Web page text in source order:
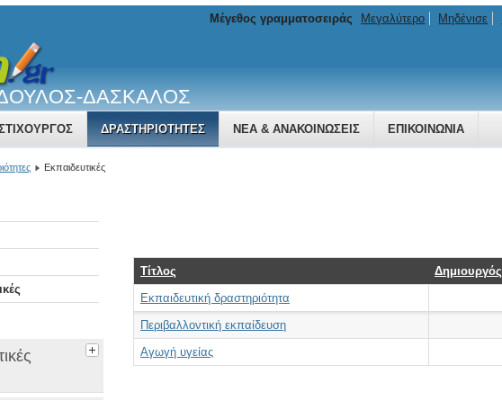
ΔΑΣΚΑΛΟΣ
ΔΡΑΣΤΗΡΙΌΤΗΤΕΣ ΝΈΑ & ΑΝΑΚΟΙΝΏΣΕΙΣ ΕΠΙΚΟΙΝΩΝΊΑ
Μέγεθος γραμματοσειράς Μεγαλύτερο Μηδένισε
Εκπαιδευτικές
Τίτλος Δημιουργός
Εκπαιδευτική δραστηριότητα
Περιβαλλοντική εκπαίδευση
Αγωγή υγείας